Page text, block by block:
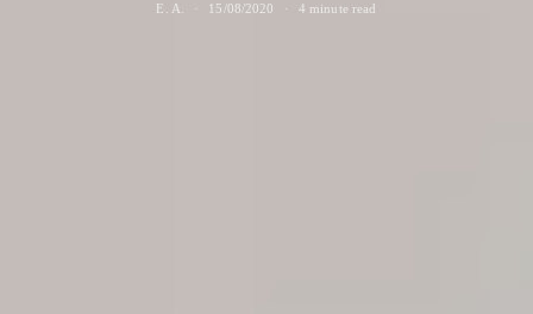
E. A. 15/08/2020 4 minute read